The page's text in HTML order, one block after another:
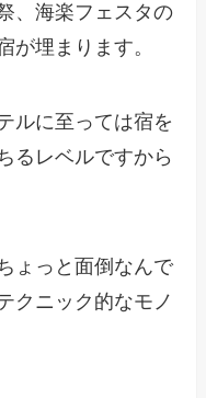
、海楽フェスタの
が埋まります。
ルに至っては宿を
るレベルですから
ょっと面倒なんで
クニック的なモノ